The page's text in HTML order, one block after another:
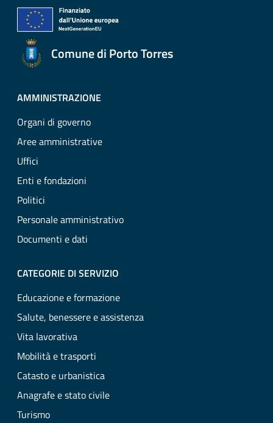
Comune di Porto Torres
AMMINISTRAZIONE
Organi di governo
Aree amministrative
Uffici
Enti e fondazioni
Politici
Personale amministrativo
Documenti e dati
CATEGORIE DI SERVIZIO
Educazione e formazione
Salute, benessere e assistenza
Vita lavorativa
Mobilità e trasporti
Catasto e urbanistica
Anagrafe e stato civile
Turismo